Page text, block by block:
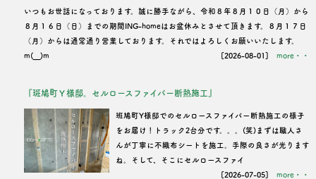
いつもお世話になっております。誠に勝手ながら、令和８年８月１０日（月）から
８月１６日（日）までの期間ING-homeはお盆休みとさせて頂きます。８月１７日
（月）からは通常通り営業しております。それではよろしくお願いいたします。
m(__)m [2026-08-01] more・・
『斑鳩町Ｙ様邸。セルロースファイバー断熱施工』
班鳩町Y様邸でのセルロースファイバー断熱施工の様子
をお届け！トラック2台分です。。。(笑)まずは職人さ
んが丁寧に不織布シートを施工。手際の良さが光ります
ね。そして、そこにセルロースファイ
[2026-07-05] more・・